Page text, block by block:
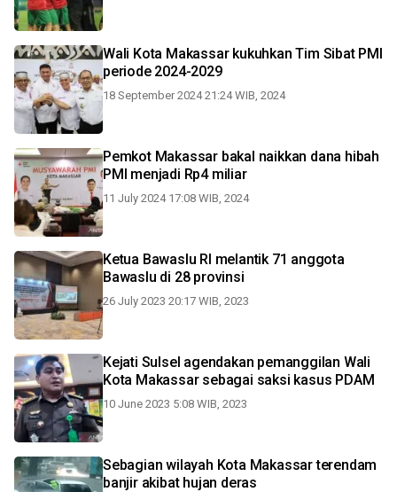
Wali Kota Makassar kukuhkan Tim Sibat PMI
periode 2024-2029
18 September 2024 21:24 WIB, 2024
Pemkot Makassar bakal naikkan dana hibah
PMI menjadi Rp4 miliar
11 July 2024 17:08 WIB, 2024
Ketua Bawaslu RI melantik 71 anggota
Bawaslu di 28 provinsi
26 July 2023 20:17 WIB, 2023
Kejati Sulsel agendakan pemanggilan Wali
Kota Makassar sebagai saksi kasus PDAM
10 June 2023 5:08 WIB, 2023
Sebagian wilayah Kota Makassar terendam
banjir akibat hujan deras